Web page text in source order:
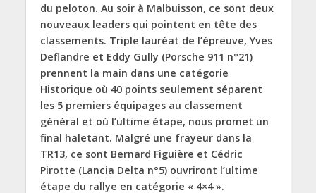
du peloton. Au soir à Malbuisson, ce sont deux
nouveaux leaders qui pointent en tête des
classements. Triple lauréat de l’épreuve, Yves
Deflandre et Eddy Gully (Porsche 911 n°21)
prennent la main dans une catégorie
Historique où 40 points seulement séparent
les 5 premiers équipages au classement
général et où l’ultime étape, nous promet un
final haletant. Malgré une frayeur dans la
TR13, ce sont Bernard Figuière et Cédric
Pirotte (Lancia Delta n°5) ouvriront l’ultime
étape du rallye en catégorie « 4×4 ».